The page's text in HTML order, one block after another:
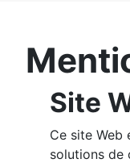
Site
Ce site Web
solutions de